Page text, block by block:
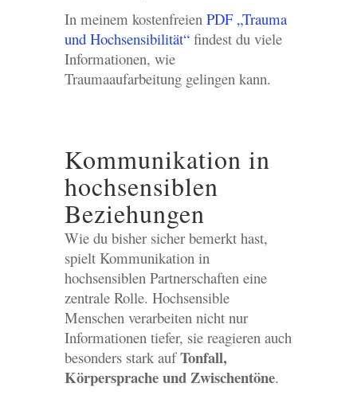
In meinem kostenfreien PDF „Trauma
und Hochsensibilität“findest du viele
Informationen, wie
Traumaaufarbeitung gelingen kann.
Kommunikation in
hochsensiblen
Beziehungen
Wie du bisher sicher bemerkt hast,
spielt Kommunikation in
hochsensiblen Partnerschaften eine
zentrale Rolle. Hochsensible
Menschen verarbeiten nicht nur
Informationen tiefer, sie reagieren auch
besonders stark aufTonfall,
Körpersprache und Zwischentöne.